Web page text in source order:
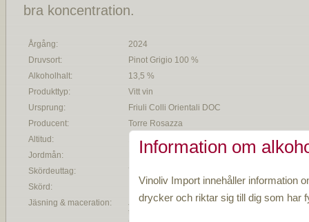
bra koncentration.
Årgång:
2024
Druvsort:
Pinot Grigio 100 %
Alkoholhalt:
13,5 %
Produkttyp:
Vitt vin
Ursprung:
Friuli Colli Orientali DOC
Producent:
Torre Rosazza
Altitud:
120-170
Jordmån:
Märgel och sandsten
Skördeuttag:
7000 kg per hektar
Skörd:
Jäsning & maceration:
Jäsning sker på
temperaturkontrollerade tankar av
Information om
Vinoliv Import innehåller information
drycker och riktar sig till dig som har